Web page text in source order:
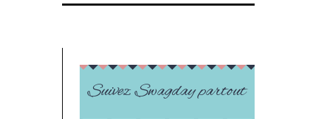
Suivez Swagday partout